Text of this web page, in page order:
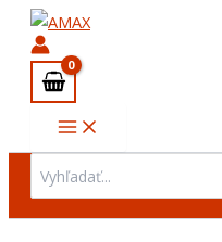
Preskočiť
obsah
for:
množstvo
Vianočný
odev
fľašu